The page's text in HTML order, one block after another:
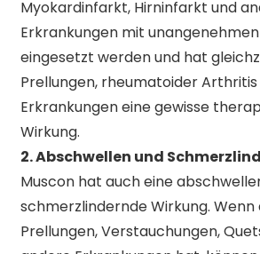
Myokardinfarkt, Hirninfarkt und
Erkrankungen mit
eingesetzt werden und hat
Prellungen, rheumatoider
Erkrankungen eine gewisse
Wirkung.
2. Abschwellen und
Muscon hat auch eine
schmerzlindernde Wirkung.
Prellungen, Verstauchungen,